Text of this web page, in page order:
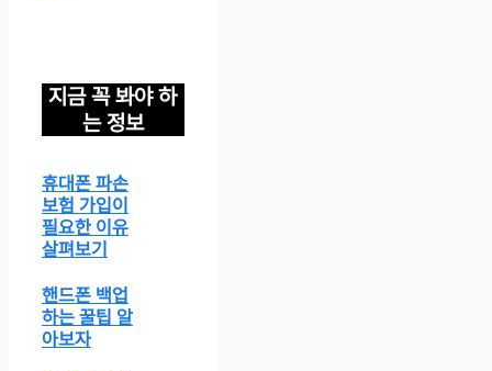
지금 꼭 봐야 하
는 정보
휴대폰 파손
보험 가입이
필요한 이유
살펴보기
핸드폰 백업
하는 꿀팁 알
아보자